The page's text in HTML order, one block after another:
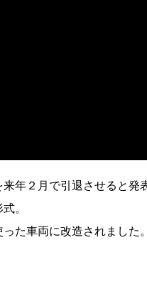
年２月で引退させると発
。
た車両に改造されました